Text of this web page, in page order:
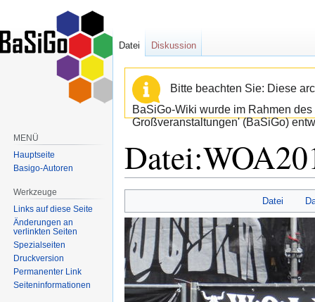
Bitte beachten Sie: Diese
BaSiGo-Wiki wurde im Rahmen
Großveranstaltungen' (BaSiGo)
Navigation
springen
Suche
springen
Datei
Datei Diskussion
MENÜ
Hauptseite
Basigo-Autoren
Werkzeuge
Links auf diese Seite
Änderungen an
verlinkten Seiten
Spezialseiten
Druckversion
Permanenter Link
Seiten­informationen